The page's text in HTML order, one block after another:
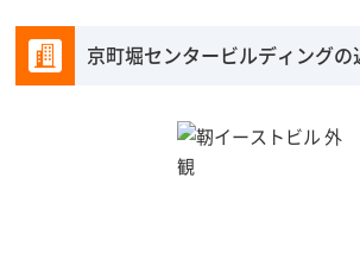
京町堀センタービルディング